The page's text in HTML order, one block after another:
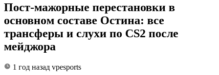
Пост-мажорные перестановки в
основном составе Остина: все
трансферы и слухи по CS2 после
мейджора
1 год назад vpesports